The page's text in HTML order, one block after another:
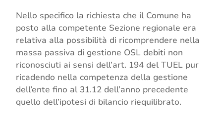
Nello specifico la richiesta che il Comune ha
posto alla competente Sezione regionale era
relativa alla possibilità di ricomprendere nella
massa passiva di gestione OSL debiti non
riconosciuti ai sensi dell’art. 194 del TUEL pur
ricadendo nella competenza della gestione
dell’ente fino al 31.12 dell’anno precedente
quello dell’ipotesi di bilancio riequilibrato.